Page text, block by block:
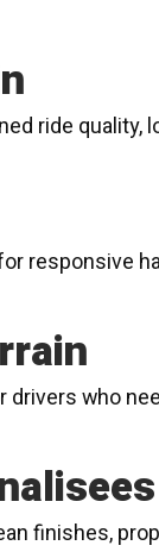
ride quality,
responsive
who
finishes,